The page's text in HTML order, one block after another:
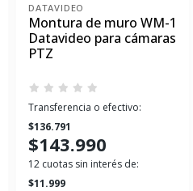
DATAVIDEO
Montura de muro WM-1
Datavideo para cámaras
PTZ
Transferencia o efectivo:
$136.791
$143.990
12 cuotas sin interés de:
$11.999